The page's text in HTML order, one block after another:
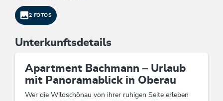
2 FOTOS
Unterkunftsdetails
Apartment Bachmann – Urlaub
mit Panoramablick in Oberau
Wer die Wildschönau von ihrer ruhigen Seite erleben